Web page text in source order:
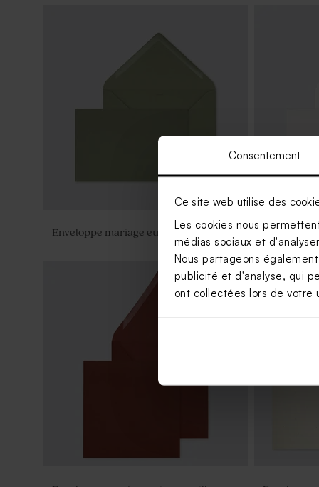
Consentement
Ce site web utilise des
Les cookies nous
médias sociaux et
Nous partageons
publicité et d'analyse, qui
ont collectées lors de votre
Faire part mariage ruban satin
bouquet floral rose et blanc
Enveloppe mariage eucalyptus Enveloppe